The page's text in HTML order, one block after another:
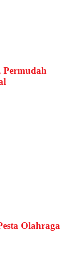
Olahraga